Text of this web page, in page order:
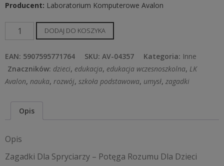
Producent: Laboratorium Komputerowe Avalon
ilość
Zagadki
Dla
Spryciarzy
-
Rozumu
DODAJ DO KOSZYKA
EAN: 5907595771764 SKU: AV-04357 Kategoria: Inne
Znaczników: dzieci, edukacja, edukacja wczesnoszkolna, LK
Avalon, nauka, rozwój, szkoła podstawowa, umysł, zagadki
Opis
Opis
Zagadki Dla Spryciarzy – Potęga Rozumu Dla Dzieci